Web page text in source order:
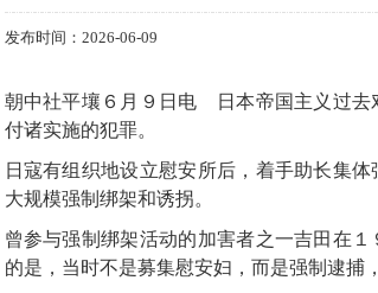
发布时间：2026-06-09
朝中社平壤６月９日电 日本帝国主义过去
付诸实施的犯罪。
日寇有组织地设立慰安所后，着手助长集
大规模强制绑架和诱拐。
曾参与强制绑架活动的加害者之一吉田在
的是，当时不是募集慰安妇，而是强制逮捕